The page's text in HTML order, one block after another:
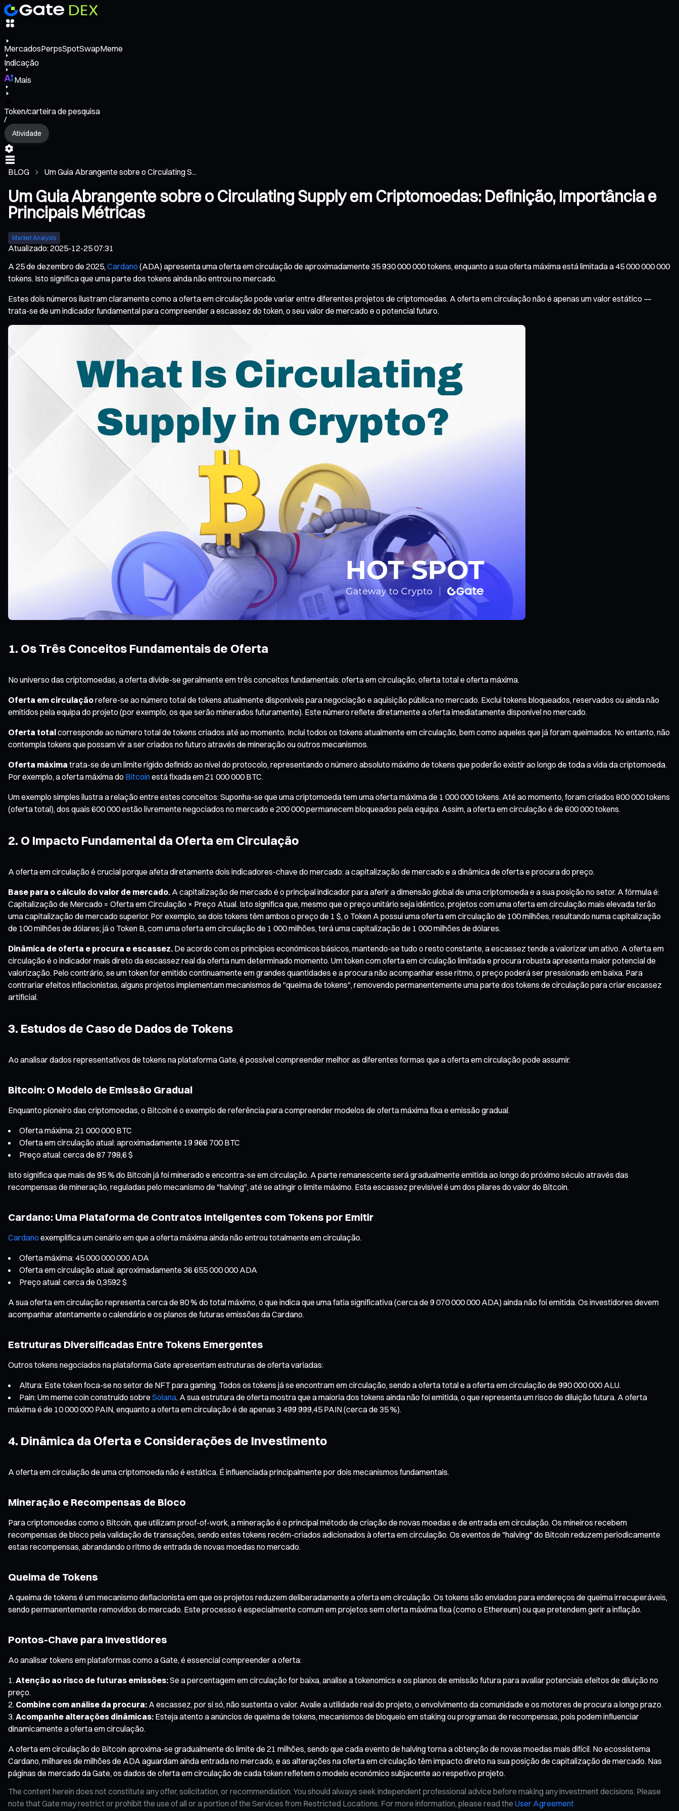
MercadosPerpsSpotSwapMeme
Indicação
Mais
Token/carteira de pesquisa
/
Atividade
BLOG Um Guia Abrangente sobre o Circulating S...
Um Guia Abrangente sobre o Circulating Supply em Criptomoedas: Definição, Importância e
Principais Métricas
Market Analysis
Atualizado:2025-12-25 07:31
A 25 de dezembro de 2025, Cardano(ADA) apresenta uma oferta em circulação de aproximadamente 35 930 000 000 tokens, enquanto a sua oferta máxima está limitada a 45 000 000 000
tokens. Isto significa que uma parte dos tokens ainda não entrou no mercado.
Estes dois números ilustram claramente como a oferta em circulação pode variar entre diferentes projetos de criptomoedas. A oferta em circulação não é apenas um valor estático —
trata-se de um indicador fundamental para compreender a escassez do token, o seu valor de mercado e o potencial futuro.
1. Os Três Conceitos Fundamentais de Oferta
No universo das criptomoedas, a oferta divide-se geralmente em três conceitos fundamentais: oferta em circulação, oferta total e oferta máxima.
Oferta em circulaçãorefere-se ao número total de tokens atualmente disponíveis para negociação e aquisição pública no mercado. Exclui tokens bloqueados, reservados ou ainda não
emitidos pela equipa do projeto (por exemplo, os que serão minerados futuramente). Este número reflete diretamente a oferta imediatamente disponível no mercado.
Oferta totalcorresponde ao número total de tokens criados até ao momento. Inclui todos os tokens atualmente em circulação, bem como aqueles que já foram queimados. No entanto, não
contempla tokens que possam vir a ser criados no futuro através de mineração ou outros mecanismos.
Oferta máxima trata-se de um limite rígido definido ao nível do protocolo, representando o número absoluto máximo de tokens que poderão existir ao longo de toda a vida da criptomoeda.
Por exemplo, a oferta máxima do Bitcoinestá fixada em 21 000 000 BTC.
Um exemplo simples ilustra a relação entre estes conceitos: Suponha-se que uma criptomoeda tem uma oferta máxima de 1 000 000 tokens. Até ao momento, foram criados 800 000 tokens
(oferta total), dos quais 600 000 estão livremente negociados no mercado e 200 000 permanecem bloqueados pela equipa. Assim, a oferta em circulação é de 600 000 tokens.
2. O Impacto Fundamental da Oferta em Circulação
A oferta em circulação é crucial porque afeta diretamente dois indicadores-chave do mercado: a capitalização de mercado e a dinâmica de oferta e procura do preço.
Base para o cálculo do valor de mercado. A capitalização de mercado é o principal indicador para aferir a dimensão global de uma criptomoeda e a sua posição no setor. A fórmula é:
Capitalização de Mercado = Oferta em Circulação × Preço Atual. Isto significa que, mesmo que o preço unitário seja idêntico, projetos com uma oferta em circulação mais elevada terão
uma capitalização de mercado superior. Por exemplo, se dois tokens têm ambos o preço de 1 $, o Token A possui uma oferta em circulação de 100 milhões, resultando numa capitalização
de 100 milhões de dólares; já o Token B, com uma oferta em circulação de 1 000 milhões, terá uma capitalização de 1 000 milhões de dólares.
Dinâmica de oferta e procura e escassez. De acordo com os princípios económicos básicos, mantendo-se tudo o resto constante, a escassez tende a valorizar um ativo. A oferta em
circulação é o indicador mais direto da escassez real da oferta num determinado momento. Um token com oferta em circulação limitada e procura robusta apresenta maior potencial de
valorização. Pelo contrário, se um token for emitido continuamente em grandes quantidades e a procura não acompanhar esse ritmo, o preço poderá ser pressionado em baixa. Para
contrariar efeitos inflacionistas, alguns projetos implementam mecanismos de "queima de tokens", removendo permanentemente uma parte dos tokens de circulação para criar escassez
artificial.
3. Estudos de Caso de Dados de Tokens
Ao analisar dados representativos de tokens na plataforma Gate, é possível compreender melhor as diferentes formas que a oferta em circulação pode assumir.
Bitcoin: O Modelo de Emissão Gradual
Enquanto pioneiro das criptomoedas, o Bitcoin é o exemplo de referência para compreender modelos de oferta máxima fixa e emissão gradual.
Oferta máxima: 21 000 000 BTC
Oferta em circulação atual: aproximadamente 19 966 700 BTC
Preço atual: cerca de 87 798,6 $
Isto significa que mais de 95 % do Bitcoin já foi minerado e encontra-se em circulação. A parte remanescente será gradualmente emitida ao longo do próximo século através das
recompensas de mineração, reguladas pelo mecanismo de "halving", até se atingir o limite máximo. Esta escassez previsível é um dos pilares do valor do Bitcoin.
Cardano: Uma Plataforma de Contratos Inteligentes com Tokens por Emitir
Cardanoexemplifica um cenário em que a oferta máxima ainda não entrou totalmente em circulação.
Oferta máxima: 45 000 000 000 ADA
Oferta em circulação atual: aproximadamente 36 655 000 000 ADA
Preço atual: cerca de 0,3592 $
A sua oferta em circulação representa cerca de 80 % do total máximo, o que indica que uma fatia significativa (cerca de 9 070 000 000 ADA) ainda não foi emitida. Os investidores devem
acompanhar atentamente o calendário e os planos de futuras emissões da Cardano.
Estruturas Diversificadas Entre Tokens Emergentes
Outros tokens negociados na plataforma Gate apresentam estruturas de oferta variadas:
Altura: Este token foca-se no setor de NFT para gaming. Todos os tokens já se encontram em circulação, sendo a oferta total e a oferta em circulação de 990 000 000 ALU.
Pain: Um meme coin construído sobre Solana. A sua estrutura de oferta mostra que a maioria dos tokens ainda não foi emitida, o que representa um risco de diluição futura. A oferta
máxima é de 10 000 000 PAIN, enquanto a oferta em circulação é de apenas 3 499 999,45 PAIN (cerca de 35 %).
4. Dinâmica da Oferta e Considerações de Investimento
A oferta em circulação de uma criptomoeda não é estática. É influenciada principalmente por dois mecanismos fundamentais.
Mineração e Recompensas de Bloco
Para criptomoedas como o Bitcoin, que utilizam proof-of-work, a mineração é o principal método de criação de novas moedas e de entrada em circulação. Os mineiros recebem
recompensas de bloco pela validação de transações, sendo estes tokens recém-criados adicionados à oferta em circulação. Os eventos de "halving" do Bitcoin reduzem periodicamente
estas recompensas, abrandando o ritmo de entrada de novas moedas no mercado.
Queima de Tokens
A queima de tokens é um mecanismo deflacionista em que os projetos reduzem deliberadamente a oferta em circulação. Os tokens são enviados para endereços de queima irrecuperáveis,
sendo permanentemente removidos do mercado. Este processo é especialmente comum em projetos sem oferta máxima fixa (como o Ethereum) ou que pretendem gerir a inflação.
Pontos-Chave para Investidores
Ao analisar tokens em plataformas como a Gate, é essencial compreender a oferta:
Atenção ao risco de futuras emissões:Se a percentagem em circulação for baixa, analise a tokenomics e os planos de emissão futura para avaliar potenciais efeitos de diluição no
preço.
Combine com análise da procura: A escassez, por si só, não sustenta o valor. Avalie a utilidade real do projeto, o envolvimento da comunidade e os motores de procura a longo prazo.
Acompanhe alterações dinâmicas: Esteja atento a anúncios de queima de tokens, mecanismos de bloqueio em staking ou programas de recompensas, pois podem influenciar
dinamicamente a oferta em circulação.
A oferta em circulação do Bitcoin aproxima-se gradualmente do limite de 21 milhões, sendo que cada evento de halving torna a obtenção de novas moedas mais difícil. No ecossistema
Cardano, milhares de milhões de ADA aguardam ainda entrada no mercado, e as alterações na oferta em circulação têm impacto direto na sua posição de capitalização de mercado. Nas
páginas de mercado da Gate, os dados de oferta em circulação de cada token refletem o modelo económico subjacente ao respetivo projeto.
The content herein does not constitute any offer, solicitation, or recommendation. You should always seek independent professional advice before making any investment decisions. Please
note that Gate may restrict or prohibit the use of all or a portion of the Services from Restricted Locations. For more information, please read the User Agreement